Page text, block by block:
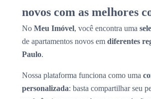
novos com as melhores
No Meu Imóvel, você encontra uma
de apartamentos novos em diferentes
Paulo.
Nossa plataforma funciona como uma
personalizada: basta compartilhar seu